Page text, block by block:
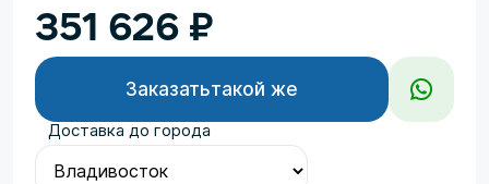
351 626 ₽
Заказатьтакой же
Доставка до города